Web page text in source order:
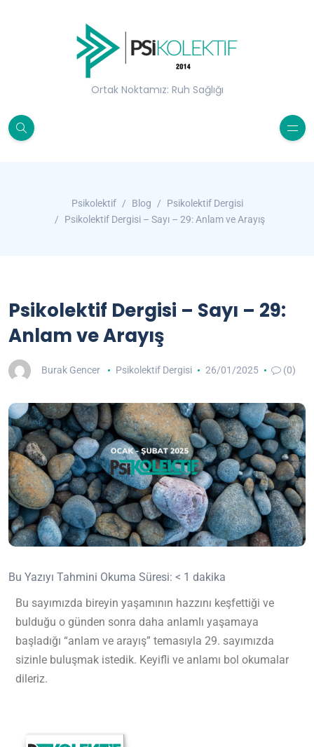
Ortak Noktamız: Ruh Sağlığı
Psikolektif Blog
Psikolektif Dergisi
Psikolektif Dergisi – Sayı – 29: Anlam ve Arayış
Psikolektif Dergisi – Sayı – 29:
Anlam ve Arayış
Burak Gencer Psikolektif Dergisi 26/01/2025 (0)
Bu Yazıyı Tahmini Okuma Süresi: < 1 dakika
Bu sayımızda bireyin yaşamının hazzını keşfettiği ve
bulduğu o günden sonra daha anlamlı yaşamaya
başladığı “anlam ve arayış” temasıyla 29. sayımızda
sizinle buluşmak istedik. Keyifli ve anlamı bol okumalar
dileriz.